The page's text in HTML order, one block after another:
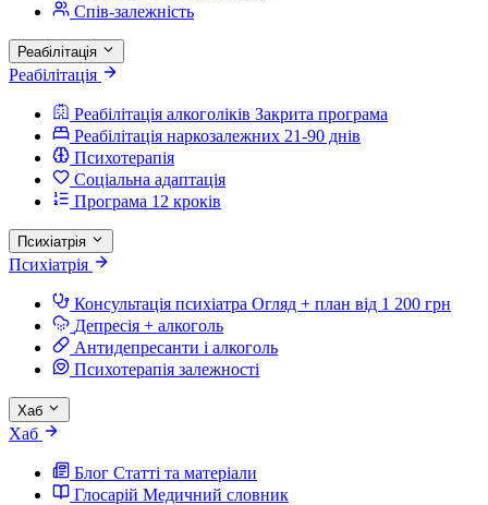
Спів-залежність
Реабілітація
Реабілітація
Реабілітація алкоголіків Закрита програма
Реабілітація наркозалежних 21-90 днів
Психотерапія
Соціальна адаптація
Програма 12 кроків
Психіатрія
Психіатрія
Консультація психіатра Огляд + план від 1 200 грн
Депресія + алкоголь
Антидепресанти і алкоголь
Психотерапія залежності
Хаб
Хаб
Блог Статті та матеріали
Глосарій Медичний словник